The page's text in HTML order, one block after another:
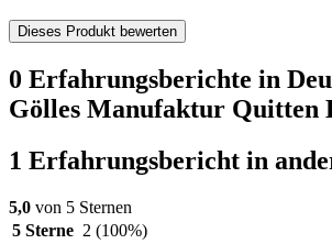
Dieses Produkt bewerten
0 Erfahrungsberichte in
Gölles Manufaktur Quitten
1 Erfahrungsbericht in
5,0 von 5 Sternen
5 Sterne 2 (100%)